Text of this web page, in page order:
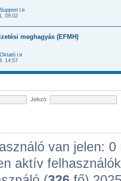
09:02
meghagyás (EFMH)
14:57
Jelszó:
van jelen:
aktív